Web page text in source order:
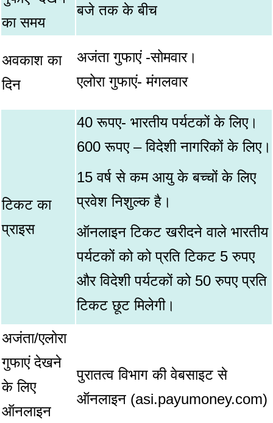
का समय
बजे तक के बीच
अवकाश का
दिन
अजंता गुफाएं -सोमवार।
एलोरा गुफाएं- मंगलवार
टिकट का
प्राइस
40 रूपए- भारतीय पर्यटकों के लिए।
600 रूपए – विदेशी नागरिकों के लिए।
15 वर्ष से कम आयु के बच्चों के लिए
प्रवेश निशुल्क है।
ऑनलाइन टिकट खरीदने वाले भारतीय
पर्यटकों को को प्रति टिकट 5 रुपए
और विदेशी पर्यटकों को 50 रुपए प्रति
टिकट छूट मिलेगी।
अजंता/एलोरा
गुफाएं देखने
के लिए
ऑनलाइन
पुरातत्व विभाग की वेबसाइट से
ऑनलाइन (asi.payumoney.com)